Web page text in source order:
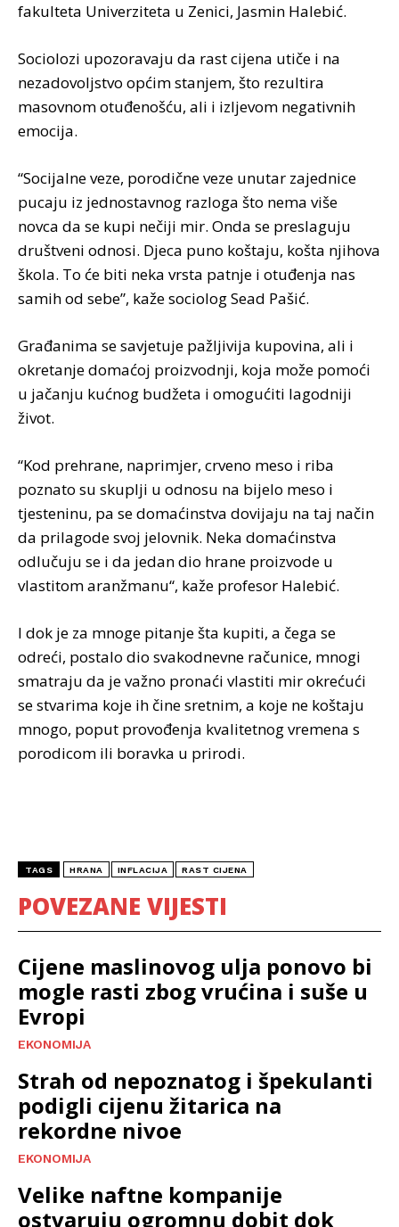
fakulteta Univerziteta u Zenici, Jasmin Halebić.
Sociolozi upozoravaju da rast cijena utiče i na
nezadovoljstvo općim stanjem, što rezultira
masovnom otuđenošću, ali i izljevom negativnih
emocija.
“Socijalne veze, porodične veze unutar zajednice
pucaju iz jednostavnog razloga što nema više
novca da se kupi nečiji mir. Onda se preslaguju
društveni odnosi. Djeca puno koštaju, košta njihova
škola. To će biti neka vrsta patnje i otuđenja nas
samih od sebe”, kaže sociolog Sead Pašić.
Građanima se savjetuje pažljivija kupovina, ali i
okretanje domaćoj proizvodnji, koja može pomoći
u jačanju kućnog budžeta i omogućiti lagodniji
život.
“Kod prehrane, naprimjer, crveno meso i riba
poznato su skuplji u odnosu na bijelo meso i
tjesteninu, pa se domaćinstva dovijaju na taj način
da prilagode svoj jelovnik. Neka domaćinstva
odlučuju se i da jedan dio hrane proizvode u
vlastitom aranžmanu“, kaže profesor Halebić.
I dok je za mnoge pitanje šta kupiti, a čega se
odreći, postalo dio svakodnevne računice, mnogi
smatraju da je važno pronaći vlastiti mir okrećući
se stvarima koje ih čine sretnim, a koje ne koštaju
mnogo, poput provođenja kvalitetnog vremena s
porodicom ili boravka u prirodi.
TAGS HRANA INFLACIJA RAST CIJENA
POVEZANE VIJESTI
Cijene maslinovog ulja ponovo bi
mogle rasti zbog vrućina i suše u
Evropi
EKONOMIJA
Strah od nepoznatog i špekulanti
podigli cijenu žitarica na
rekordne nivoe
EKONOMIJA
Velike naftne kompanije
ostvaruju ogromnu dobit dok